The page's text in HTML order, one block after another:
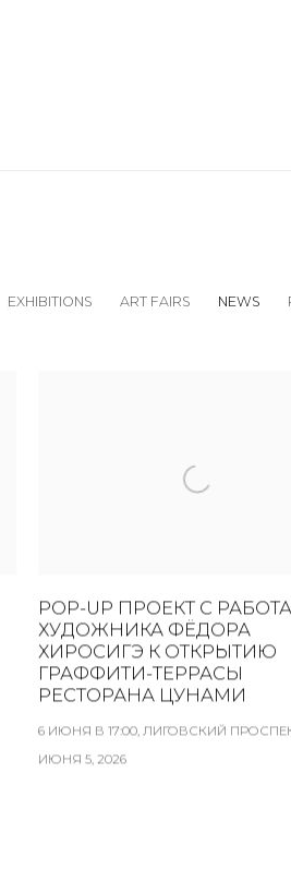
EXHIBITIONS ART FAIRS NEWS
POP-UP ПРОЕКТ С
ХУДОЖНИКА ФЁДОРА
ХИРОСИГЭ К ОТКРЫТИЮ
ГРАФФИТИ-ТЕРРАСЫ
РЕСТОРАНА ЦУНАМИ
6 ИЮНЯ В 17:00, ЛИГОВСКИЙ
ИЮНЯ 5, 2026